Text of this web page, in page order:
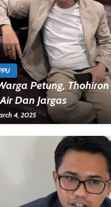
Petung,
Dan Jargas
4, 2025